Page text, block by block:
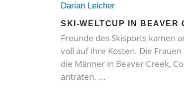
Darian Leicher
SKI-WELTCUP IN BEAVER
Freunde des Skisports kamen
voll auf ihre Kosten. Die
die Männer in Beaver Creek,
antraten.